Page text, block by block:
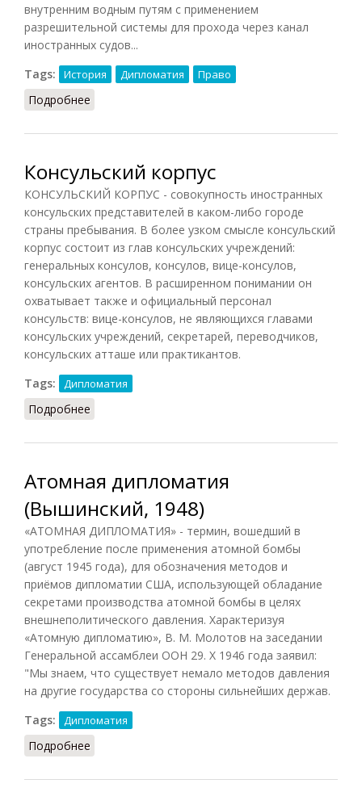
внутренним водным путям с применением
разрешительной системы для прохода через канал
иностранных судов...
Tags:
История Дипломатия Право
Подробнее
Консульский корпус
КОНСУЛЬСКИЙ КОРПУС - совокупность иностранных
консульских представителей в каком-либо городе
страны пребывания. В более узком смысле консульский
корпус состоит из глав консульских учреждений:
генеральных консулов, консулов, вице-консулов,
консульских агентов. В расширенном понимании он
охватывает также и официальный персонал
консульств: вице-консулов, не являющихся главами
консульских учреждений, секретарей, переводчиков,
консульских атташе или практикантов.
Tags:
Дипломатия
Подробнее
Атомная дипломатия
(Вышинский, 1948)
«АТОМНАЯ ДИПЛОМАТИЯ» - термин, вошедший в
употребление после применения атомной бомбы
(август 1945 года), для обозначения методов и
приёмов дипломатии США, использующей обладание
секретами производства атомной бомбы в целях
внешнеполитического давления. Характеризуя
«Атомную дипломатию», В. М. Молотов на заседании
Генеральной ассамблеи ООН 29. X 1946 года заявил:
"Мы знаем, что существует немало методов давления
на другие государства со стороны сильнейших держав.
Tags:
Дипломатия
Подробнее